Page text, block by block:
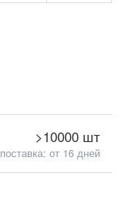
>10000 шт
поставка: от 16 дней